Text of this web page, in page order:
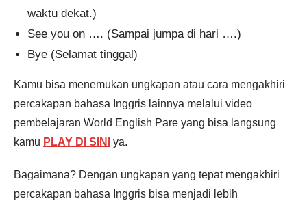
waktu dekat.)
See you on …. (Sampai jumpa di hari ….)
Bye (Selamat tinggal)
Kamu bisa menemukan ungkapan atau cara mengakhiri
percakapan bahasa Inggris lainnya melalui video
pembelajaran World English Pare yang bisa langsung
kamu PLAY DI SINI ya.
Bagaimana? Dengan ungkapan yang tepat mengakhiri
percakapan bahasa Inggris bisa menjadi lebih